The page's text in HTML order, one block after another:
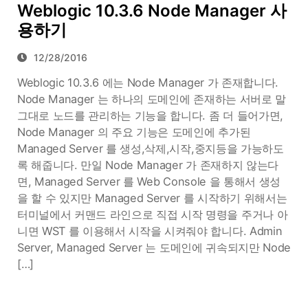
Weblogic 10.3.6 Node Manager 사
용하기
12/28/2016
Weblogic 10.3.6 에는 Node Manager 가 존재합니다.
Node Manager 는 하나의 도메인에 존재하는 서버로 말
그대로 노드를 관리하는 기능을 합니다. 좀 더 들어가면,
Node Manager 의 주요 기능은 도메인에 추가된
Managed Server 를 생성,삭제,시작,중지등을 가능하도
록 해줍니다. 만일 Node Manager 가 존재하지 않는다
면, Managed Server 를 Web Console 을 통해서 생성
을 할 수 있지만 Managed Server 를 시작하기 위해서는
터미널에서 커맨드 라인으로 직접 시작 명령을 주거나 아
니면 WST 를 이용해서 시작을 시켜줘야 합니다. Admin
Server, Managed Server 는 도메인에 귀속되지만 Node
[…]